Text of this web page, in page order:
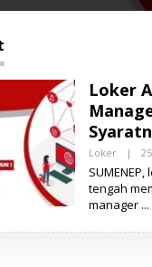
Loker
Loker |
tengah
manager